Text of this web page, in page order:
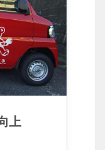
上